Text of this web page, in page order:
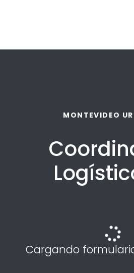
MONTEVIDEO
Cargando